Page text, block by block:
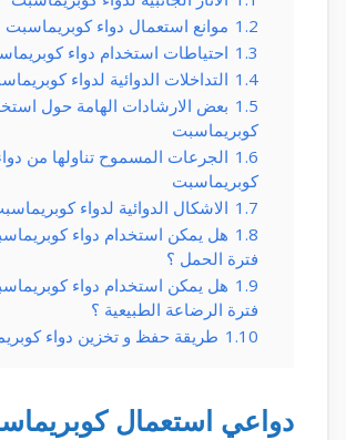
1.2 موانع استعمال دواء كوبريماسبت
1.3 احتياطات استخدام دواء
1.4 التداخلات الدوائية لدواء
1.5 بعض الارشادات الهامة حول
كوبريماسبت
1.6 الجرعات المسموح تناولها من
كوبريماسبت
1.7 الاشكال الدوائية لدواء
1.8 هل يمكن استخدام دواء
فترة الحمل ؟
1.9 هل يمكن استخدام دواء
فترة الرضاعة الطبيعية ؟
1.10 طريقة حفظ و تخزين دواء
دواعي استعمال